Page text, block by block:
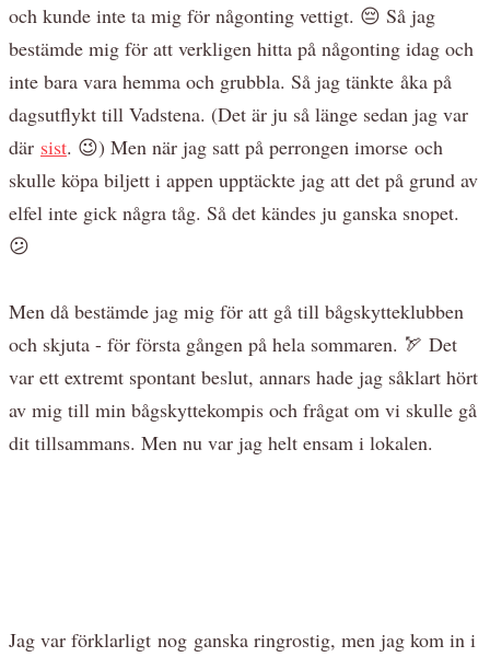
och kunde inte ta mig för någonting vettigt. 😔 Så jag
bestämde mig för att verkligen hitta på någonting idag och
inte bara vara hemma och grubbla. Så jag tänkte åka på
dagsutflykt till Vadstena. (Det är ju så länge sedan jag var
där sist. 😉) Men när jag satt på perrongen imorse och
skulle köpa biljett i appen upptäckte jag att det på grund av
elfel inte gick några tåg. Så det kändes ju ganska snopet.
😕
Men då bestämde jag mig för att gå till bågskytteklubben
och skjuta - för första gången på hela sommaren. 🏹 Det
var ett extremt spontant beslut, annars hade jag såklart hört
av mig till min bågskyttekompis och frågat om vi skulle gå
dit tillsammans. Men nu var jag helt ensam i lokalen.
Jag var förklarligt nog ganska ringrostig, men jag kom in i